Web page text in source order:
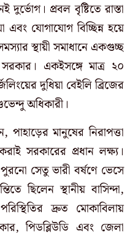
দুর্ভোগ। প্রবল বৃষ্টিতে রাস্তা
এবং যোগাযোগ বিচ্ছিন্ন হয়ে
স্থায়ী সমাধানে একগুচ্ছ
একইসঙ্গে মাত্র ২০
দুধিয়া বেইলি ব্রিজের
অধিকারী।
পাহাড়ের মানুষের নিরাপত্তা
সরকারের প্রধান লক্ষ্য।
সেতু ভারী বর্ষণে ভেসে
ছিলেন স্থানীয় বাসিন্দা,
দ্রুত মোকাবিলায়
পিডব্লিউডি এবং জেলা